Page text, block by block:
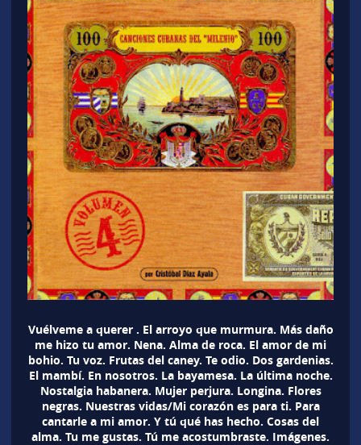
Vuélveme a querer . El arroyo que murmura. Más daño
me hizo tu amor. Nena. Alma de roca. El amor de mi
bohio. Tu voz. Frutas del caney. Te odio. Dos gardenias.
El mambí. En nosotros. La bayamesa. La última noche.
Nostalgia habanera. Mujer perjura. Longina. Flores
negras. Nuestras vidas/Mi corazón es para ti. Para
cantarle a mi amor. Y tú qué has hecho. Cosas del
alma. Tu me gustas. Tú me acostumbraste. Imágenes.